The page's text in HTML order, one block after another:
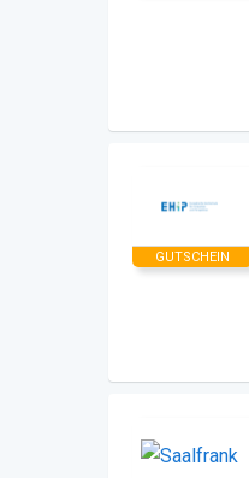
GUTSCHEIN